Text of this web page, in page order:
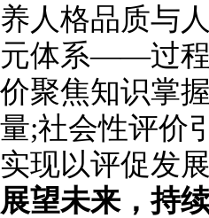
养人格品质与
元体系——过程
价聚焦知识掌
量;社会性评价
实现以评促发
展望未来，持